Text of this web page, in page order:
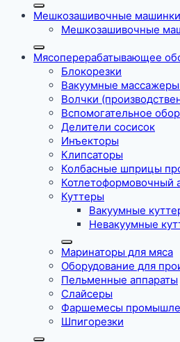
Мешкозашивочные машинки
Мешкозашивочные
Мясоперерабатывающее
Блокорезки
Вакуумные
Волчки
Вспомогательное
Делители сосисок
Инъекторы
Клипсаторы
Колбасные шприцы
Котлетоформовочный
Куттеры
Вакуумные
Невакуумные
Маринаторы для мяса
Оборудование для
Пельменные аппараты
Слайсеры
Фаршемесы
Шпигорезки